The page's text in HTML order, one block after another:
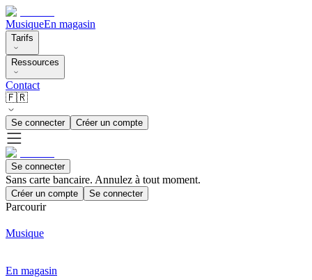
MusiqueEn magasin
Tarifs
Ressources
Contact
🇫🇷
Se connecter Créer un compte
Se connecter
Sans carte bancaire. Annulez à tout moment.
Créer un compte Se connecter
Parcourir
Musique
En magasin